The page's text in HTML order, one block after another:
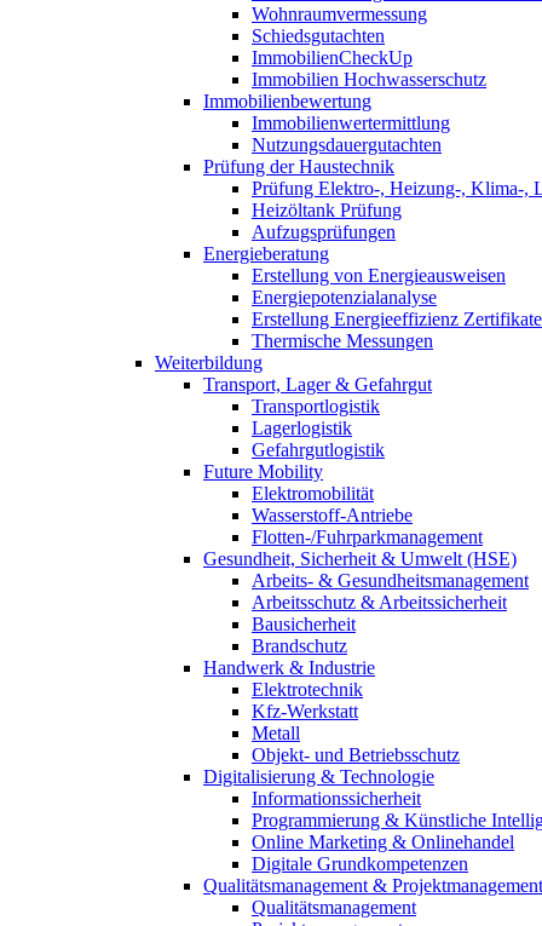
Wohnraumvermessung
Schiedsgutachten
ImmobilienCheckUp
Immobilien Hochwasserschutz
Immobilienbewertung
Immobilienwertermittlung
Nutzungsdauergutachten
Prüfung der Haustechnik
Prüfung Elektro-, Heizung-, Klima-,
Heizöltank Prüfung
Aufzugsprüfungen
Energieberatung
Erstellung von Energieausweisen
Energiepotenzialanalyse
Erstellung Energieeffizienz Zertifikate
Thermische Messungen
Weiterbildung
Transport, Lager & Gefahrgut
Transportlogistik
Lagerlogistik
Gefahrgutlogistik
Future Mobility
Elektromobilität
Wasserstoff-Antriebe
Flotten-/Fuhrparkmanagement
Gesundheit, Sicherheit & Umwelt (HSE)
Arbeits- & Gesundheitsmanagement
Arbeitsschutz & Arbeitssicherheit
Bausicherheit
Brandschutz
Handwerk & Industrie
Elektrotechnik
Kfz-Werkstatt
Metall
Objekt- und Betriebsschutz
Digitalisierung & Technologie
Informationssicherheit
Programmierung & Künstliche
Online Marketing & Onlinehandel
Digitale Grundkompetenzen
Qualitätsmanagement & Projektmanagement
Qualitätsmanagement